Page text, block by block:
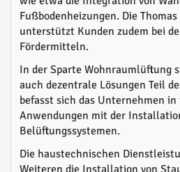
Fußbodenheizungen. Die
unterstützt Kunden zudem bei
Fördermitteln.
In der Sparte Wohnraumlüftung
auch dezentrale Lösungen Teil
befasst sich das Unternehmen
Anwendungen mit der
Belüftungssystemen.
Die haustechnischen